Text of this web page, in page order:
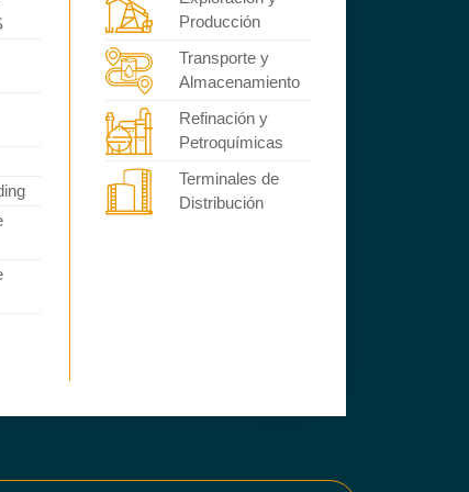
Producción
Transporte y
Almacenamiento
Refinación y
Petroquímicas
Terminales de
Distribución